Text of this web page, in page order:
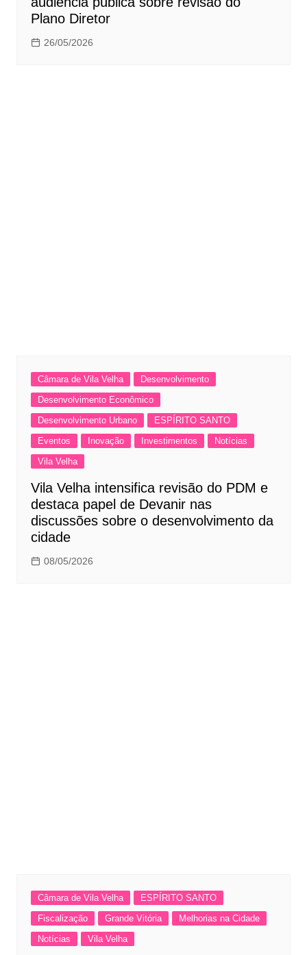
Plano Diretor
26/05/2026
Câmara de Vila Velha
Desenvolvimento
Desenvolvimento Econômico
Desenvolvimento Urbano
ESPÍRITO SANTO
Eventos
Inovação Investimentos
Notícias
Vila Velha
Vila Velha intensifica revisão do PDM e
destaca papel de Devanir nas
discussões sobre o desenvolvimento da
cidade
08/05/2026
Câmara de Vila Velha
ESPÍRITO SANTO
Fiscalização
Grande Vitória
Melhorias na Cidade
Notícias
Vila Velha